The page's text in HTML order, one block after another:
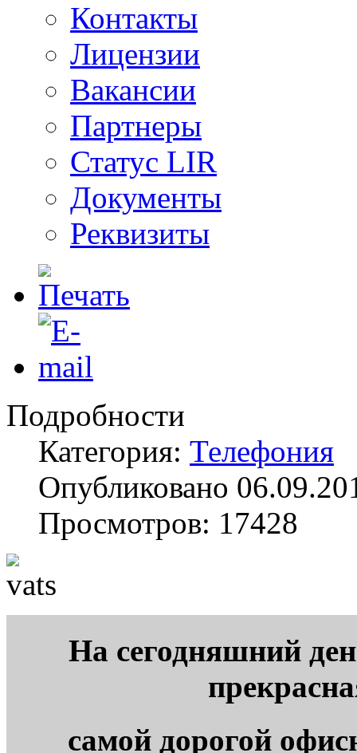
Контакты
Лицензии
Вакансии
Партнеры
Статус LIR
Документы
Реквизиты
Подробности
Категория: Телефония
Опубликовано
Просмотров: 17428
На сегодняшний
самой дорогой